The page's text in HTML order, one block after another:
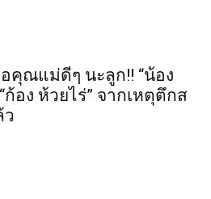
คุณแม่ดีๆ นะลูก!! “น้อง
อง ห้วยไร่” จากเหตุตึกส
ว